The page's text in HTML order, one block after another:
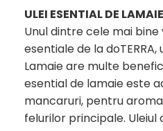
ULEI ESENTIAL DE LAMAIE
Unul dintre cele mai bine
esentiale de la
Lamaie are multe
esential de lamaie este
mancaruri, pentru
felurilor principale.